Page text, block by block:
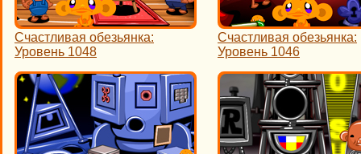
Счастливая обезьянка:
Уровень 1048
Счастливая обезьянка:
Уровень 1046